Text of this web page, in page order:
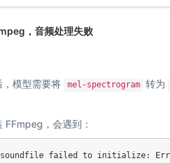
，音频处理失败
模型需要将 mel-spectrogram 转为
FFmpeg，会遇到：